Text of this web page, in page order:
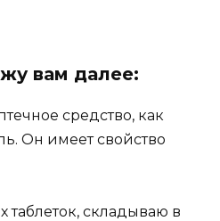
вам далее:
средство, как
Он имеет свойство
таблеток, складываю в